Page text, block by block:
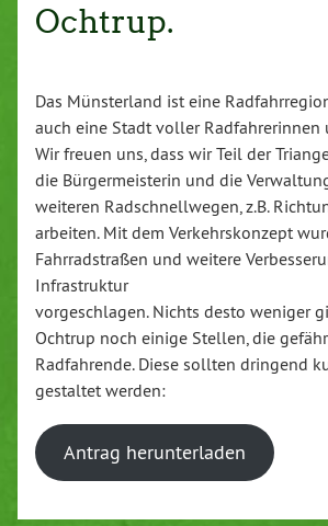
Ochtrup.
Das Münsterland ist eine
auch eine Stadt voller Radfahrerinnen
Wir freuen uns, dass wir Teil der
die Bürgermeisterin und die
weiteren Radschnellwegen, z.B.
arbeiten. Mit dem Verkehrskonzept
Fahrradstraßen und weitere
Infrastruktur
vorgeschlagen. Nichts desto weniger
Ochtrup noch einige Stellen, die
Radfahrende. Diese sollten dringend
gestaltet werden:
Antrag herunterladen